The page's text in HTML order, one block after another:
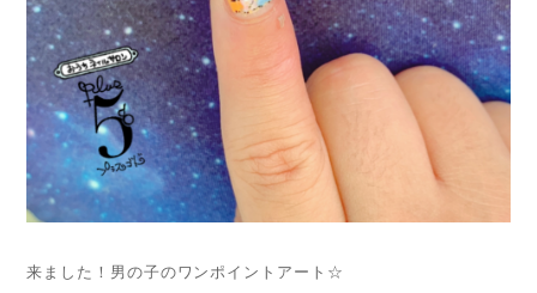
来ました！男の子のワンポイントアート☆